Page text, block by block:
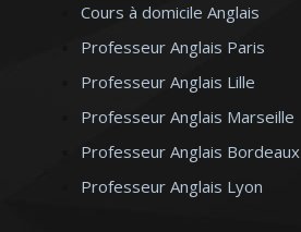
Cours à domicile Anglais
Professeur Anglais Paris
Professeur Anglais Lille
Professeur Anglais Marseille
Professeur Anglais Bordeaux
Professeur Anglais Lyon